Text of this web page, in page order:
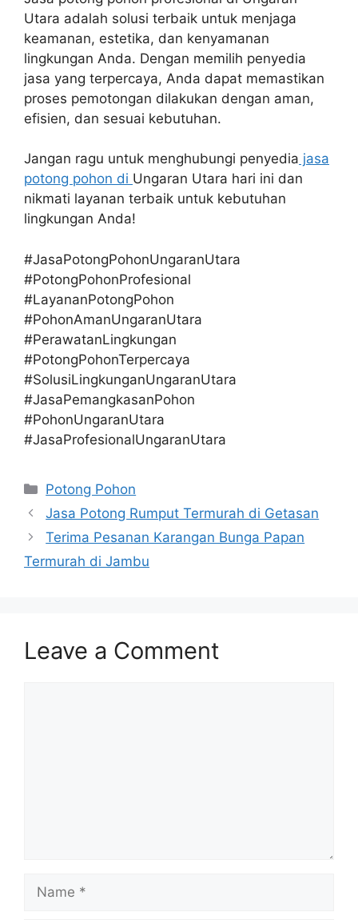
Utara adalah solusi terbaik untuk menjaga
keamanan, estetika, dan kenyamanan
lingkungan Anda. Dengan memilih penyedia
jasa yang terpercaya, Anda dapat memastikan
proses pemotongan dilakukan dengan aman,
efisien, dan sesuai kebutuhan.
Jangan ragu untuk menghubungi penyedia jasa
potong pohon di Ungaran Utara hari ini dan
nikmati layanan terbaik untuk kebutuhan
lingkungan Anda!
#JasaPotongPohonUngaranUtara
#PotongPohonProfesional
#LayananPotongPohon
#PohonAmanUngaranUtara
#PerawatanLingkungan
#PotongPohonTerpercaya
#SolusiLingkunganUngaranUtara
#JasaPemangkasanPohon
#PohonUngaranUtara
#JasaProfesionalUngaranUtara
Categories
Potong Pohon
Jasa Potong Rumput Termurah di Getasan
Terima Pesanan Karangan Bunga Papan
Termurah di Jambu
Leave a Comment